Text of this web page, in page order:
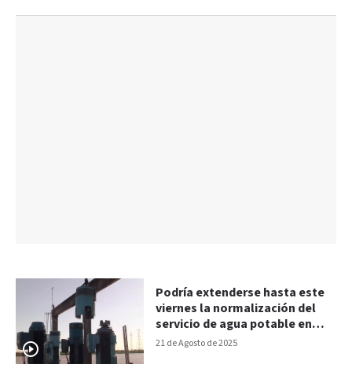
21 de Agosto de 2025
Podría extenderse hasta este
viernes la normalización del
servicio de agua potable en
Paraná